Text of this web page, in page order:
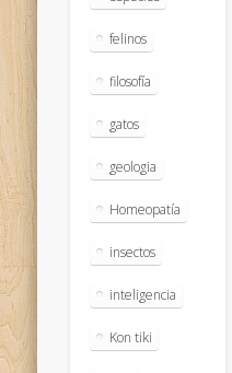
felinos
filosofía
gatos
geologia
Homeopatía
insectos
inteligencia
Kon tiki